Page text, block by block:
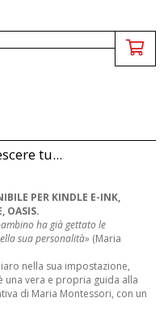
tu...
PER KINDLE E-INK,
OASIS.
ha già gettato le
sua personalità» (Maria
nella sua impostazione,
una vera e propria guida alla
di Maria Montessori, con un